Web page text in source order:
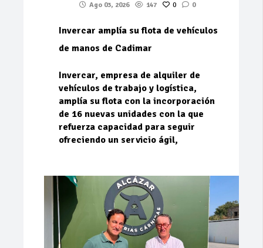
Ago 03, 2026 147 0 0
Invercar amplía su flota de vehículos
de manos de Cadimar
Invercar, empresa de alquiler de
vehículos de trabajo y logística,
amplía su flota con la incorporación
de 16 nuevas unidades con la que
refuerza capacidad para seguir
ofreciendo un servicio ágil,